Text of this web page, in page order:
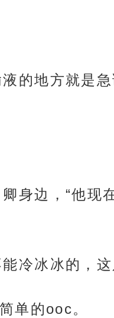
的地方就是
身边，“他现
冷冰冰的，这
单的ooc。